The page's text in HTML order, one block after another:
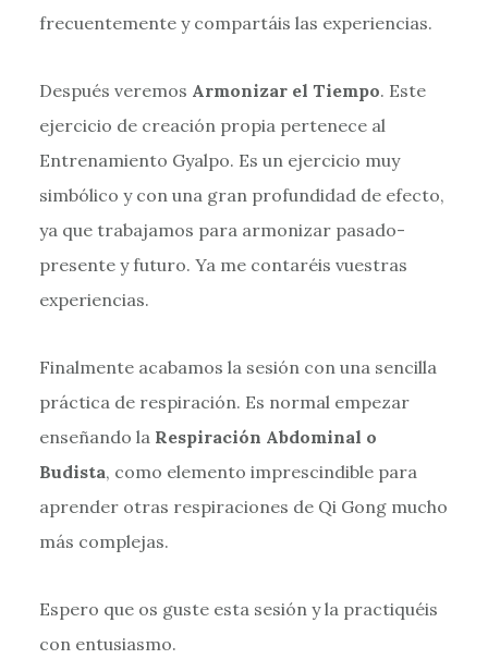
frecuentemente y compartáis las experiencias.
Después veremos Armonizar el Tiempo. Este
ejercicio de creación propia pertenece al
Entrenamiento Gyalpo. Es un ejercicio muy
simbólico y con una gran profundidad de efecto,
ya que trabajamos para armonizar pasado-
presente y futuro. Ya me contaréis vuestras
experiencias.
Finalmente acabamos la sesión con una sencilla
práctica de respiración. Es normal empezar
enseñando la Respiración Abdominal o
Budista, como elemento imprescindible para
aprender otras respiraciones de Qi Gong mucho
más complejas.
Espero que os guste esta sesión y la practiquéis
con entusiasmo.